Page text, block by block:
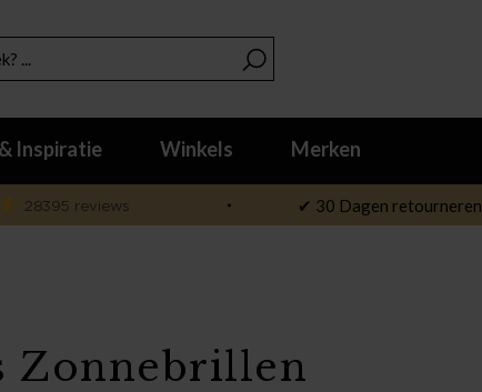
Inspiratie Winkels Merken
✔ 30 Dagen retourneren
Zonnebrillen